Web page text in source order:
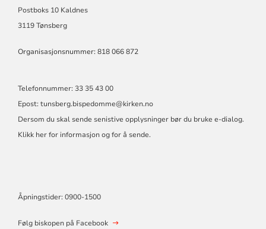
Postboks 10 Kaldnes
3119 Tønsberg
Organisasjonsnummer: 818 066 872
Telefonnummer: 33 35 43 00
Epost: tunsberg.bispedomme@kirken.no
Dersom du skal sende senistive opplysninger bør du bruke e-dialog.
Klikk her for informasjon og for å sende.
Åpningstider: 0900-1500
Følg biskopen på Facebook